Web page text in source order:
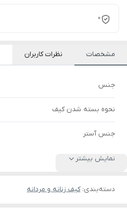
0
مشخصات نظرات کاربران
جنس
نحوه بسته شدن کیف
جنس آستر
نمایش بیشتر
دسته‌بندی:کیف زنانه و مردانه